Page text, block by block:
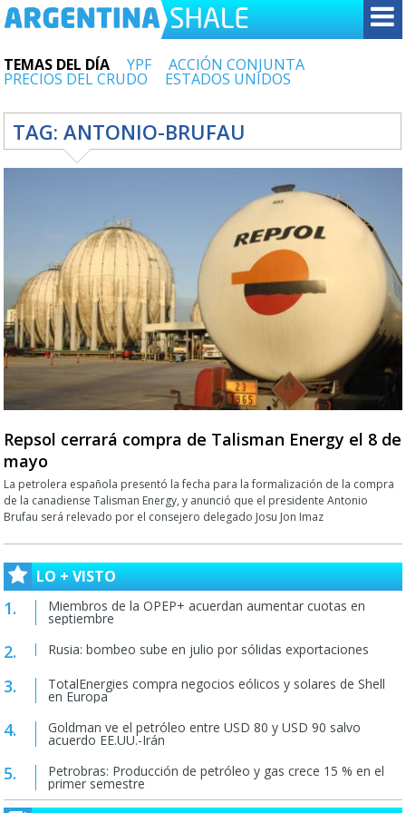
TEMAS DEL DÍA YPF ACCIÓN CONJUNTA
PRECIOS DEL CRUDO ESTADOS UNIDOS
TAG:ANTONIO-BRUFAU
Repsol cerrará compra de Talisman Energy el 8 de
mayo
La petrolera española presentó la fecha para la formalización de la compra
de la canadiense Talisman Energy, y anunció que el presidente Antonio
Brufau será relevado por el consejero delegado Josu Jon Imaz
LO + VISTO
Miembros de la OPEP+ acuerdan aumentar cuotas en
septiembre
Rusia: bombeo sube en julio por sólidas exportaciones
TotalEnergies compra negocios eólicos y solares de Shell
en Europa
Goldman ve el petróleo entre USD 80 y USD 90 salvo
acuerdo EE.UU.-Irán
Petrobras: Producción de petróleo y gas crece 15 % en el
primer semestre